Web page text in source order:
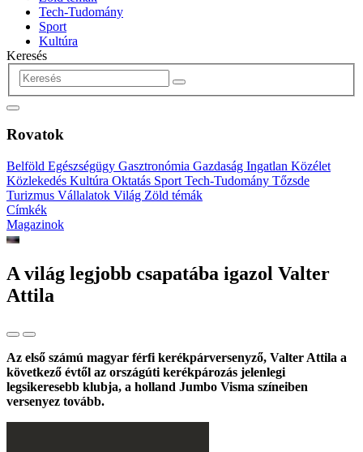
Tech-Tudomány
Sport
Kultúra
Keresés
Rovatok
Belföld Egészségügy Gasztronómia Gazdaság Ingatlan Közélet
Közlekedés Kultúra Oktatás Sport Tech-Tudomány Tőzsde
Turizmus Vállalatok Világ Zöld témák
Címkék
Magazinok
A világ legjobb csapatába igazol Valter
Attila
Az első számú magyar férfi kerékpárversenyző, Valter Attila a
következő évtől az országúti kerékpározás jelenlegi
legsikeresebb klubja, a holland Jumbo Visma színeiben
versenyez tovább.